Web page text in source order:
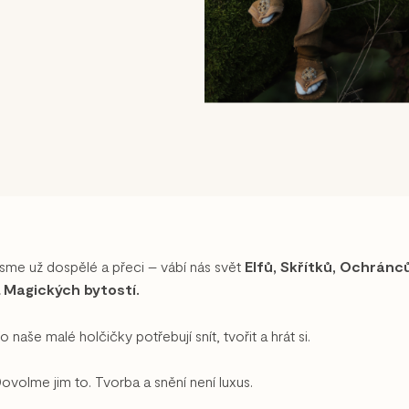
už dospělé a přeci – vábí nás svět Elfů, Skřítků,
Magických bytostí.
naše malé holčičky potřebují snít, tvořit a hrát si.
jim to. Tvorba a snění není luxus.